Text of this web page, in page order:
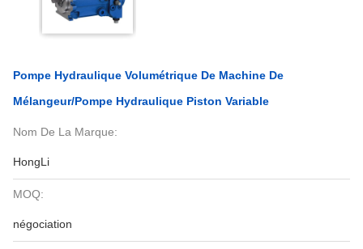
Pompe Hydraulique Volumétrique De Machine De
Mélangeur/pompe Hydraulique Piston Variable
Nom De La Marque:
HongLi
MOQ:
négociation